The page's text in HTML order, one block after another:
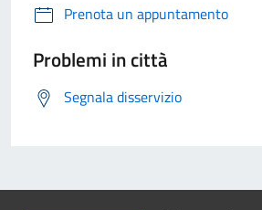
Prenota un appuntamento
Problemi in città
Segnala disservizio